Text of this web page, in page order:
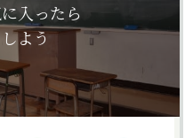
入ったら
よう